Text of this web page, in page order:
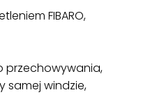
FIBARO,
przechowywania,
samej windzie,